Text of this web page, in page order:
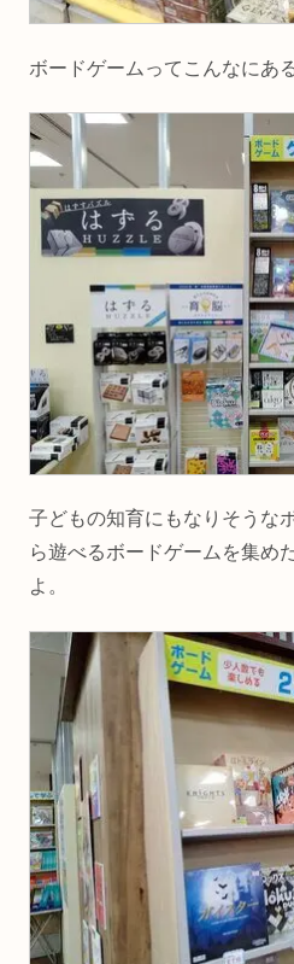
ボードゲームってこんなにあ
子どもの知育にもなりそうな
ら遊べるボードゲームを集め
よ。